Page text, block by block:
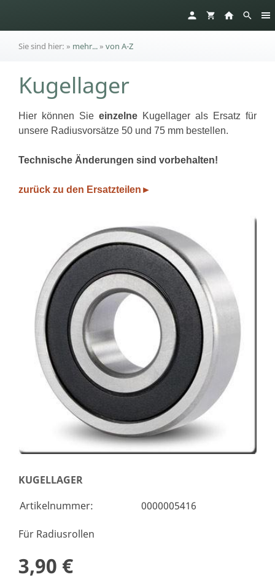
Sie sind hier: » mehr...» von A-Z
Kugellager
Hier können Sie einzelne Kugellager als Ersatz für
unsere Radiusvorsätze 50 und 75 mm bestellen.
Technische Änderungen sind vorbehalten!
zurück zu den Ersatzteilen ►
KUGELLAGER
Artikelnummer:
0000005416
Für Radiusrollen
3,90 €